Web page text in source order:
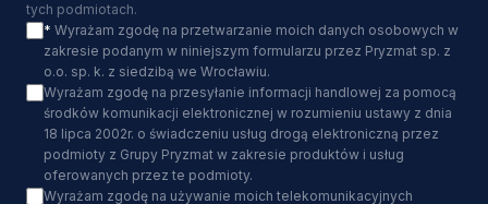
tych podmiotach.
* Wyrażam zgodę na przetwarzanie moich danych osobowych w
zakresie podanym w niniejszym formularzu przez Pryzmat sp. z
o.o. sp. k. z siedzibą we Wrocławiu.
Wyrażam zgodę na przesyłanie informacji handlowej za pomocą
środków komunikacji elektronicznej w rozumieniu ustawy z dnia
18 lipca 2002r. o świadczeniu usług drogą elektroniczną przez
podmioty z Grupy Pryzmat w zakresie produktów i usług
oferowanych przez te podmioty.
Wyrażam zgodę na używanie moich telekomunikacyjnych